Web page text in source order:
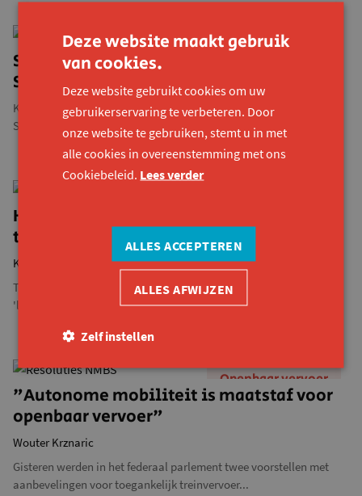
Over Konekt
Stem op Kurt voor de Gentse
Samenlevingsprijs!
Konekt-collega Kurt Vanhauwaert is genomineerd voor de Gentse
Samenlevingsprijs. Met die prijs schenkt Stad Gent...
Hoe zou het nog zijn met de NMBS en
toegankelijkheid? We zien evolutie.
Kurt Vanhauwaert
Twee jaar geleden trok collega Kurt met een open brief de
'locomotief rond toegankelijk openbaar vervoer' op gang....
Openbaar vervoer
"Autonome mobiliteit is maatstaf voor
openbaar vervoer"
Wouter Krznaric
Gisteren werden in het federaal parlement twee voorstellen met
aanbevelingen voor toegankelijk treinvervoer...
Deze website maakt gebruik
van cookies.
Deze website gebruikt cookies om uw
gebruikerservaring te verbeteren. Door
onze website te gebruiken, stemt u in met
alle cookies in overeenstemming met ons
Cookiebeleid. Lees verder
ALLES ACCEPTEREN
ALLES AFWIJZEN
Zelf instellen